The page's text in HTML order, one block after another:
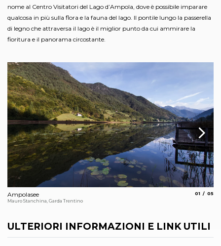
nome al Centro Visitatori del Lago d’Ampola, dove è possibile imparare
qualcosa in più sulla flora e la fauna del lago. Il pontile lungo la passerella
di legno che attraversa il lago è il miglior punto da cui ammirare la
fioritura e il panorama circostante.
Ampolasee
Mauro Stanchina, Garda Trentino
01 05
ULTERIORI INFORMAZIONI E LINK UTILI